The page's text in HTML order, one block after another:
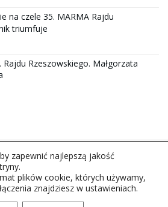
na czele 35. MARMA Rajdu
triumfuje
Rzeszowskiego. Małgorzata
Radio Rzeszów S.A. w likwidacj.
zapewnić najlepszą jakość
plików cookie, których używamy,
znajdziesz w ustawieniach.